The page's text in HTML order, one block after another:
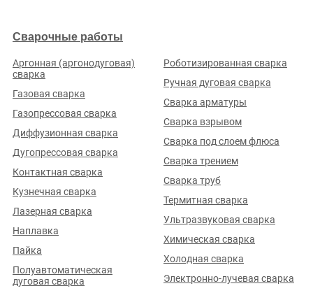
Сварочные работы
Аргонная (аргонодуговая)
сварка
Газовая сварка
Газопрессовая сварка
Диффузионная сварка
Дугопрессовая сварка
Контактная сварка
Кузнечная сварка
Лазерная сварка
Наплавка
Пайка
Полуавтоматическая
дуговая сварка
Роботизированная сварка
Ручная дуговая сварка
Сварка арматуры
Сварка взрывом
Сварка под слоем флюса
Сварка трением
Сварка труб
Термитная сварка
Ультразвуковая сварка
Химическая сварка
Холодная сварка
Электронно-лучевая сварка
ООО «КИСЕЛЁВСКИЙ ЗАВОД ГОРНОГО
ОБОРУДОВАНИЯ»
Рейтинг по отзывам:
(0.0)
Кемеровская обл., г. Киселёвск, Сибирский переулок, д. 13
Стаж (лет):11 Сотрудников: 150 Площадь (м²):
Станков:67
Подробнее о предприятии
ООО «ФИНГО-СИБИРЬ»
Рейтинг по отзывам:
(0.0)
Кемеровская обл., г. Калтан, ул. Комсомольская, д. 10, оф.
303